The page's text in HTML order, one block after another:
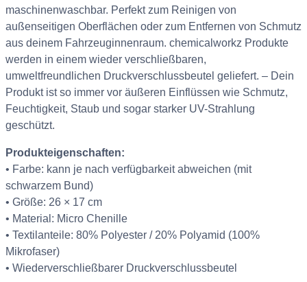
maschinenwaschbar. Perfekt zum Reinigen von
außenseitigen Oberflächen oder zum Entfernen von Schmutz
aus deinem Fahrzeuginnenraum. chemicalworkz Produkte
werden in einem wieder verschließbaren,
umweltfreundlichen Druckverschlussbeutel geliefert. – Dein
Produkt ist so immer vor äußeren Einflüssen wie Schmutz,
Feuchtigkeit, Staub und sogar starker UV-Strahlung
geschützt.
Produkteigenschaften:
• Farbe: kann je nach verfügbarkeit abweichen (mit
schwarzem Bund)
• Größe: 26 × 17 cm
• Material: Micro Chenille
• Textilanteile: 80% Polyester / 20% Polyamid (100%
Mikrofaser)
• Wiederverschließbarer Druckverschlussbeutel